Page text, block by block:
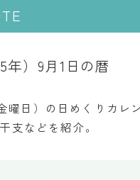
年）9月1日の暦
曜日）の日めくりカレ
支などを紹介。